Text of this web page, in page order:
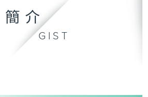
簡介
GIST